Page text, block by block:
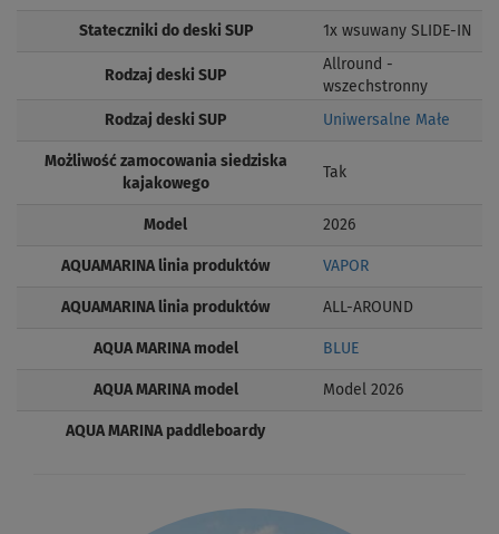
Stateczniki do deski SUP 1x wsuwany SLIDE-IN
Rodzaj deski SUP
Allround -
wszechstronny
Rodzaj deski SUP Uniwersalne Małe
Możliwość zamocowania siedziska
kajakowego
Tak
Model 2026
AQUAMARINA linia produktów VAPOR
AQUAMARINA linia produktów ALL-AROUND
AQUA MARINA model BLUE
AQUA MARINA model Model 2026
AQUA MARINA paddleboardy